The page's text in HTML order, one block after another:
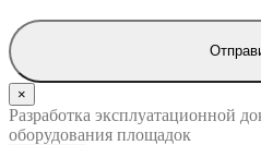
×
Разработка эксплуатационной
оборудования площадок